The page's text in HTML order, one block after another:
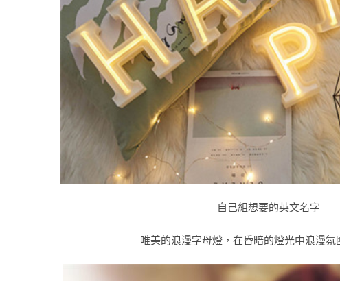
自己組想要的英文名字
唯美的浪漫字母燈，在昏暗的燈光中浪漫氛